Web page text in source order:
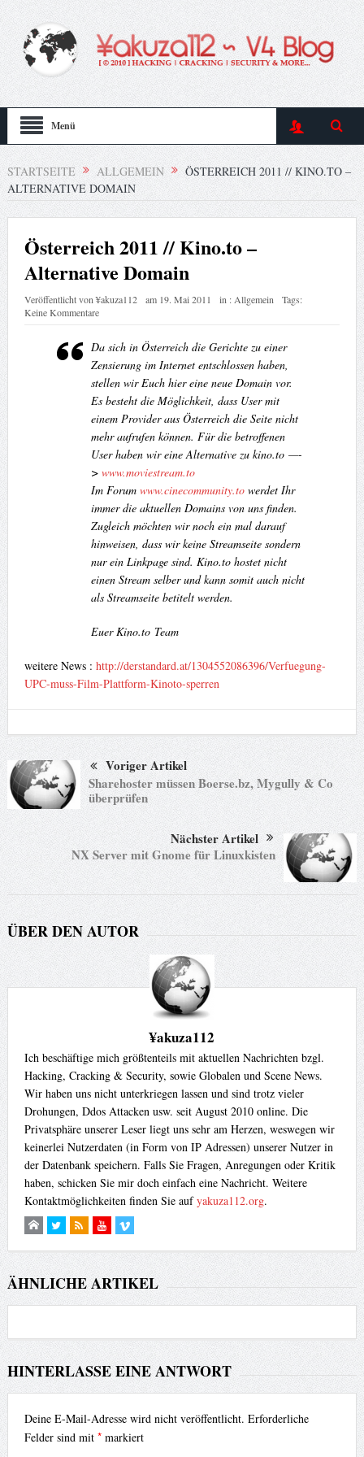
Menü
STARTSEITE ALLGEMEIN
ÖSTERREICH 2011 // KINO.TO –
ALTERNATIVE DOMAIN
Österreich 2011 // Kino.to –
Alternative Domain
Veröffentlicht von¥akuza112 am 19. Mai 2011 in : Allgemein
Tags:
Keine Kommentare
Da sich in Österreich die Gerichte zu einer
Zensierung im Internet entschlossen haben,
stellen wir Euch hier eine neue Domain vor.
Es besteht die Möglichkeit, dass User mit
einem Provider aus Österreich die Seite nicht
mehr aufrufen können. Für die betroffenen
User haben wir eine Alternative zu kino.to —-
> www.moviestream.to
Im Forum www.cinecommunity.towerdet Ihr
immer die aktuellen Domains von uns finden.
Zugleich möchten wir noch ein mal darauf
hinweisen, dass wir keine Streamseite sondern
nur ein Linkpage sind. Kino.to hostet nicht
einen Stream selber und kann somit auch nicht
als Streamseite betitelt werden.
Euer Kino.to Team
weitere News : http://derstandard.at/1304552086396/Verfuegung-
UPC-muss-Film-Plattform-Kinoto-sperren
Voriger Artikel
Sharehoster müssen Boerse.bz, Mygully & Co
überprüfen
Nächster Artikel
NX Server mit Gnome für Linuxkisten
ÜBER DEN AUTOR
¥akuza112
Ich beschäftige mich größtenteils mit aktuellen Nachrichten bzgl.
Hacking, Cracking & Security, sowie Globalen und Scene News.
Wir haben uns nicht unterkriegen lassen und sind trotz vieler
Drohungen, Ddos Attacken usw. seit August 2010 online. Die
Privatsphäre unserer Leser liegt uns sehr am Herzen, weswegen wir
keinerlei Nutzerdaten (in Form von IP Adressen) unserer Nutzer in
der Datenbank speichern. Falls Sie Fragen, Anregungen oder Kritik
haben, schicken Sie mir doch einfach eine Nachricht. Weitere
Kontaktmöglichkeiten finden Sie aufyakuza112.org.
ÄHNLICHE ARTIKEL
HINTERLASSE EINE ANTWORT
Deine E-Mail-Adresse wird nicht veröffentlicht. Erforderliche
Felder sind mit *markiert